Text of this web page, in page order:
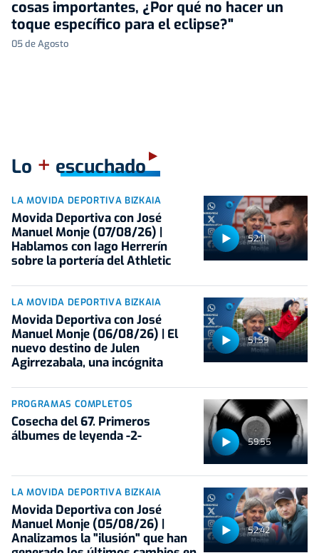
cosas importantes, ¿Por qué no hacer un
toque específico para el eclipse?"
05 de Agosto
Lo + escuchado
52:11
LA MOVIDA DEPORTIVA BIZKAIA
Movida Deportiva con José
Manuel Monje (07/08/26) |
Hablamos con Iago Herrerín
sobre la portería del Athletic
51:59
LA MOVIDA DEPORTIVA BIZKAIA
Movida Deportiva con José
Manuel Monje (06/08/26) | El
nuevo destino de Julen
Agirrezabala, una incógnita
59:55
PROGRAMAS COMPLETOS
Cosecha del 67. Primeros
álbumes de leyenda -2-
52:42
LA MOVIDA DEPORTIVA BIZKAIA
Movida Deportiva con José
Manuel Monje (05/08/26) |
Analizamos la "ilusión" que han